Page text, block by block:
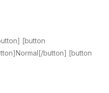
[button
button] [button